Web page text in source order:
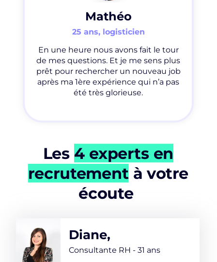
En une heure nous avons fait le tour
de mes questions. Et je me sens plus
prêt pour rechercher un nouveau job
après ma 1ère expérience qui n’a pas
été très glorieuse.
Mathéo
25 ans, logisticien
Les 4 experts en
recrutementà votre
écoute
Consultante RH - 31 ans
Diane,